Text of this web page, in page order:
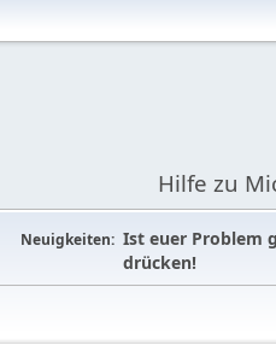
Hilfe zu
Neuigkeiten: Ist euer Problem
drücken!